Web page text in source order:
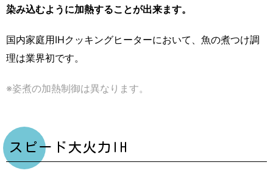
染み込むように加熱することが出来ます。
国内家庭用IHクッキングヒーターにおいて、魚の煮つけ調
理は業界初です。
※姿煮の加熱制御は異なります。
スピード大火力IH